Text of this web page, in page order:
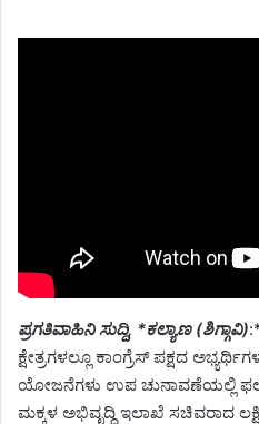
ಪ್ರಗತಿವಾಹಿನಿ ಸುದ್ದಿ, *ಕಲ್ಯಾಣ (ಶಿಗ್ಗಾವಿ)
ಕ್ಷೇತ್ರಗಳಲ್ಲೂ ಕಾಂಗ್ರೆಸ್ ಪಕ್ಷದ
ಯೋಜನೆಗಳು ಉಪ‌ ಚುನಾವಣೆಯಲ್ಲಿ
ಮಕ್ಕಳ ಅಭಿವೃದ್ಧಿ ಇಲಾಖೆ ಸಚಿವರಾದ